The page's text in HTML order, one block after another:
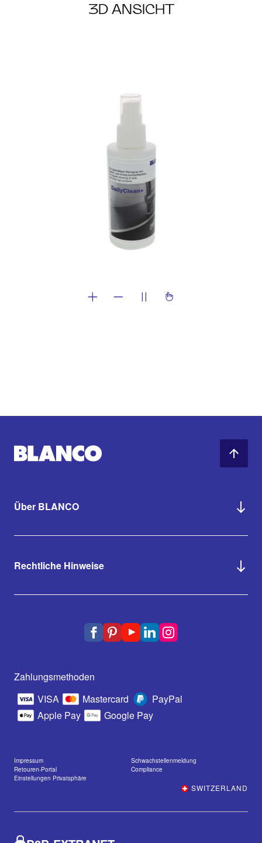
3D ANSICHT
Über BLANCO
Rechtliche Hinweise
Zahlungsmethoden
VISA
Mastercard
PayPal
Apple Pay
Google Pay
Impressum
Schwachstellenmeldung
Retouren-Portal
Compliance
Einstellungen Privatsphäre
SWITZERLAND